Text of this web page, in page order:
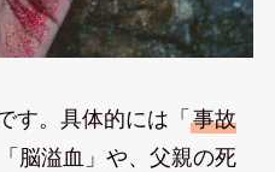
す。具体的には「 事故
脳溢血」や、父親の死